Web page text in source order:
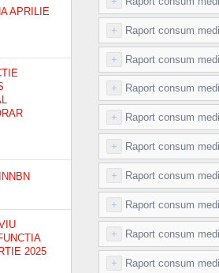
APRILIE
2025
+ Raport consum
+ Raport consum
+ Raport consum
+ Raport consum
+ Raport consum
+ Raport consum
+ Raport consum
+ Raport consum
+ Raport consum